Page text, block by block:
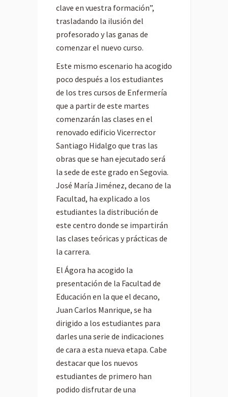
clave en vuestra formación”,
trasladando la ilusión del
profesorado y las ganas de
comenzar el nuevo curso.
Este mismo escenario ha acogido
poco después a los estudiantes
de los tres cursos de Enfermería
que a partir de este martes
comenzarán las clases en el
renovado edificio Vicerrector
Santiago Hidalgo que tras las
obras que se han ejecutado será
la sede de este grado en Segovia.
José María Jiménez, decano de la
Facultad, ha explicado a los
estudiantes la distribución de
este centro donde se impartirán
las clases teóricas y prácticas de
la carrera.
El Ágora ha acogido la
presentación de la Facultad de
Educación en la que el decano,
Juan Carlos Manrique, se ha
dirigido a los estudiantes para
darles una serie de indicaciones
de cara a esta nueva etapa. Cabe
destacar que los nuevos
estudiantes de primero han
podido disfrutar de una